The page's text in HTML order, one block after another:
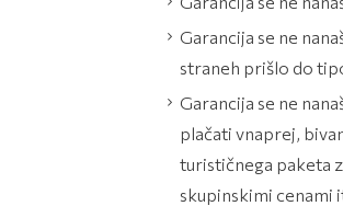
Garancija se ne
straneh prišlo do
Garancija se ne
plačati vnaprej,
turističnega paketa
skupinskimi cenami